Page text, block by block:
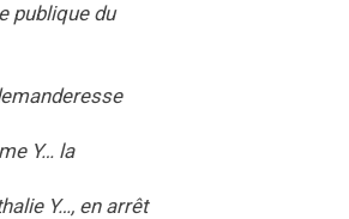
publique du
Y… la
Y…, en arrêt